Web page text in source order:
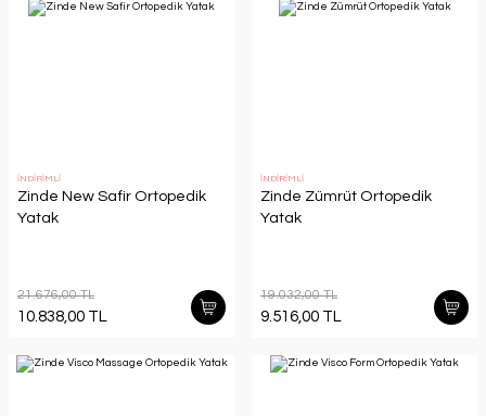
İNDİRİMLİ
Zinde New Safir Ortopedik
Yatak
21.676,00 TL
10.838,00 TL
İNDİRİMLİ
Zinde Zümrüt Ortopedik
Yatak
19.032,00 TL
9.516,00 TL